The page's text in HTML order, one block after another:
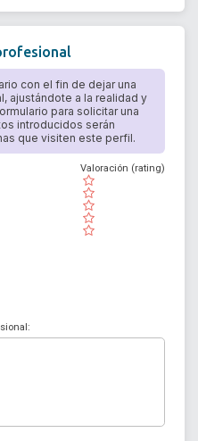
con el fin de dejar una
ajustándote a la realidad y
para solicitar una
introducidos serán
que visiten este perfil.
( )
( )
( )
( )
( )
Valoración (rating)